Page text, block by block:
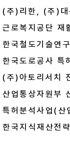
(주)리한, (주)대
근로복지공단 재
한국철도기술연
한국도로공사
(주)아토리서치
산업통상자원부
특허분석사업(
한국지식재산전